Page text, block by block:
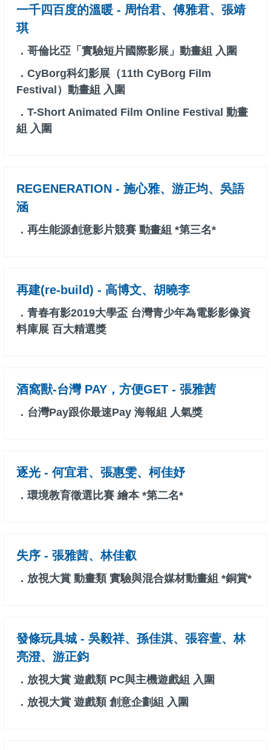
一千四百度的溫暖 - 周怡君、傅雅君、張靖
琪
．哥倫比亞「實驗短片國際影展」動畫組 入圍
．CyBorg科幻影展（11th CyBorg Film
Festival）動畫組 入圍
．T-Short Animated Film Online Festival 動畫
組 入圍
REGENERATION - 施心雅、游正均、吳語
涵
．再生能源創意影片競賽 動畫組 *第三名*
再建(re-build) - 高博文、胡曉李
．青春有影2019大學盃 台灣青少年為電影影像資
料庫展 百大精選獎
酒窩獸-台灣 PAY，方便GET - 張雅茜
．台灣Pay跟你最速Pay 海報組 人氣獎
逐光 - 何宜君、張惠雯、柯佳妤
．環境教育徵選比賽 繪本 *第二名*
失序 - 張雅茜、林佳叡
．放視大賞 動畫類 實驗與混合媒材動畫組 *銅賞*
發條玩具城 - 吳毅祥、孫佳淇、張容萱、林
亮澄、游正鈞
．放視大賞 遊戲類 PC與主機遊戲組 入圍
．放視大賞 遊戲類 創意企劃組 入圍